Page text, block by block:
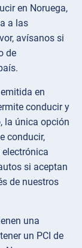
en Noruega,
a las
avísanos si
de
en
conducir y
la única opción
conducir,
si aceptan
de nuestros
una
un PCI de